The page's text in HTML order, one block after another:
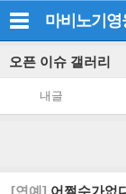
마비노기영
오픈 이슈 갤러리
내글
[연예] 어쩔수가없